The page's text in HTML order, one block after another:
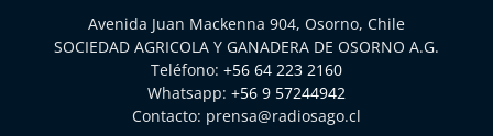
Avenida Juan Mackenna 904, Osorno, Chile
SOCIEDAD AGRICOLA Y GANADERA DE OSORNO A.G.
Teléfono: +56 64 223 2160
Whatsapp: +56 9 57244942
Contacto: prensa@radiosago.cl